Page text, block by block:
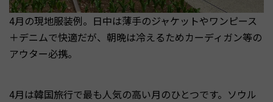
4月の現地服装例。日中は薄手のジャケットやワンピース
＋デニムで快適だが、朝晩は冷えるためカーディガン等の
アウター必携。
4月は韓国旅行で最も人気の高い月のひとつです。ソウル